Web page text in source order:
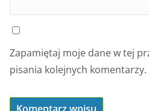
Zapamiętaj moje dane w tej
pisania kolejnych komentarzy.